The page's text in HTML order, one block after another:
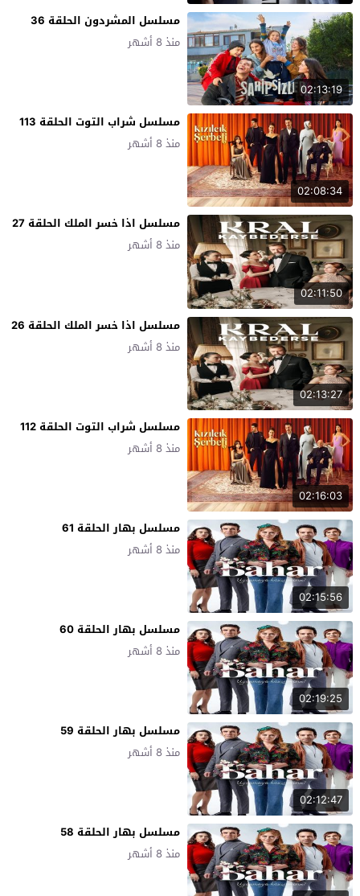
02:13:19
مسلسل المشردون الحلقة 36
منذ 8 أشهر
02:08:34
مسلسل شراب التوت الحلقة 113
منذ 8 أشهر
02:11:50
مسلسل اذا خسر الملك الحلقة 27
منذ 8 أشهر
02:13:27
مسلسل اذا خسر الملك الحلقة 26
منذ 8 أشهر
02:16:03
مسلسل شراب التوت الحلقة 112
منذ 8 أشهر
02:15:56
مسلسل بهار الحلقة 61
منذ 8 أشهر
02:19:25
مسلسل بهار الحلقة 60
منذ 8 أشهر
02:12:47
مسلسل بهار الحلقة 59
منذ 8 أشهر
مسلسل بهار الحلقة 58
منذ 8 أشهر